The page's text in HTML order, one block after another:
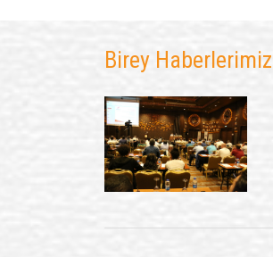
Birey Haberlerimiz